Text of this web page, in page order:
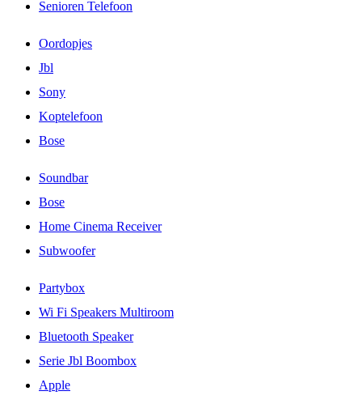
Senioren Telefoon
Oordopjes
Jbl
Sony
Koptelefoon
Bose
Soundbar
Bose
Home Cinema Receiver
Subwoofer
Partybox
Wi Fi Speakers Multiroom
Bluetooth Speaker
Serie Jbl Boombox
Apple